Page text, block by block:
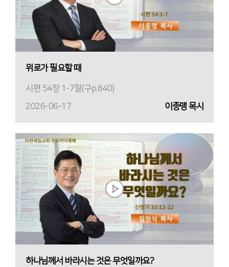
위로가 필요할 때
시편 54장 1-7절(구p.840)
2026-06-17
이종맹 목사
하나님께서 바라시는 것은 무엇일까요?